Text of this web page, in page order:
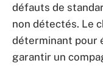
défauts de
non détectés. Le
déterminant pour
garantir un